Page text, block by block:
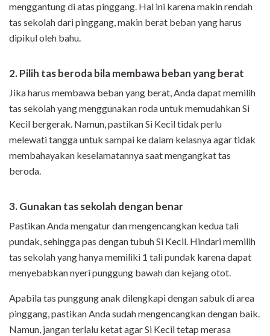
menggantung di atas pinggang. Hal ini karena makin rendah
tas sekolah dari pinggang, makin berat beban yang harus
dipikul oleh bahu.
2. Pilih tas beroda bila membawa beban yang berat
Jika harus membawa beban yang berat, Anda dapat memilih
tas sekolah yang menggunakan roda untuk memudahkan Si
Kecil bergerak. Namun, pastikan Si Kecil tidak perlu
melewati tangga untuk sampai ke dalam kelasnya agar tidak
membahayakan keselamatannya saat mengangkat tas
beroda.
3. Gunakan tas sekolah dengan benar
Pastikan Anda mengatur dan mengencangkan kedua tali
pundak, sehingga pas dengan tubuh Si Kecil. Hindari memilih
tas sekolah yang hanya memiliki 1 tali pundak karena dapat
menyebabkan nyeri punggung bawah dan kejang otot.
Apabila tas punggung anak dilengkapi dengan sabuk di area
pinggang, pastikan Anda sudah mengencangkan dengan baik.
Namun, jangan terlalu ketat agar Si Kecil tetap merasa